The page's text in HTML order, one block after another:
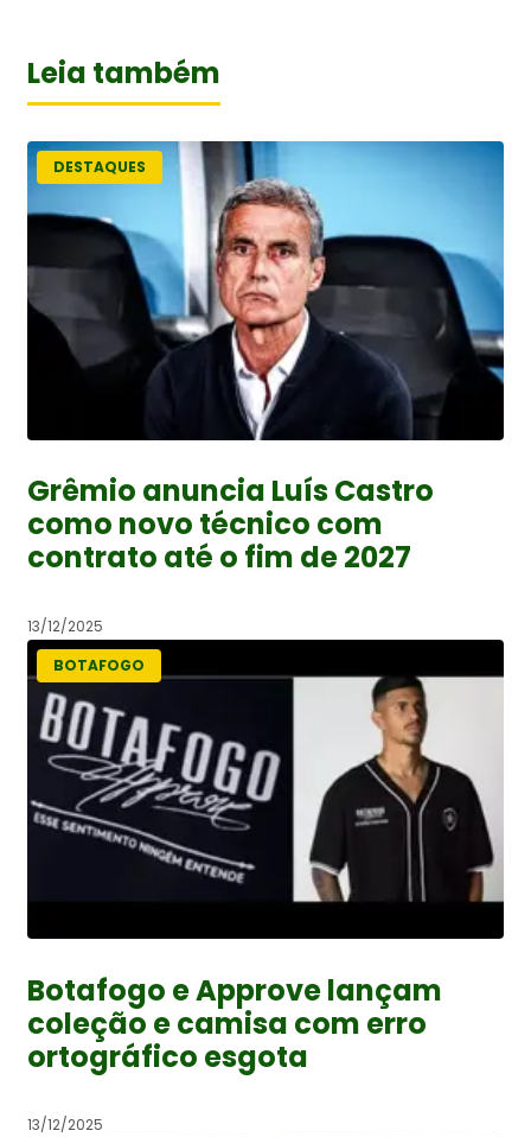
Leia também
DESTAQUES
Grêmio anuncia Luís Castro
como novo técnico com
contrato até o fim de 2027
13/12/2025
BOTAFOGO
Botafogo e Approve lançam
coleção e camisa com erro
ortográfico esgota
13/12/2025